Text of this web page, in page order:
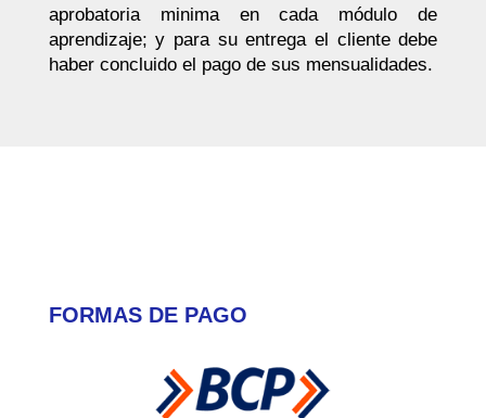
aprobatoria minima en cada módulo de
aprendizaje; y para su entrega el cliente debe
haber concluido el pago de sus mensualidades.
FORMAS DE PAGO